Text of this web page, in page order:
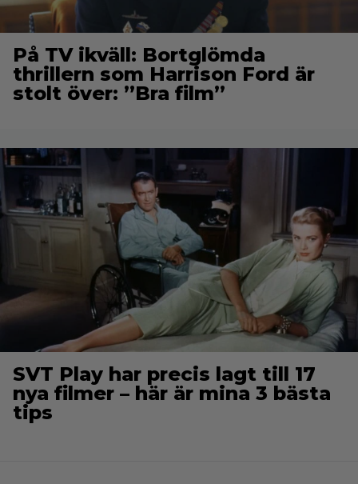
På TV ikväll: Bortglömda
thrillern som Harrison Ford är
stolt över: ”Bra film”
SVT Play har precis lagt till 17
nya filmer – här är mina 3 bästa
tips